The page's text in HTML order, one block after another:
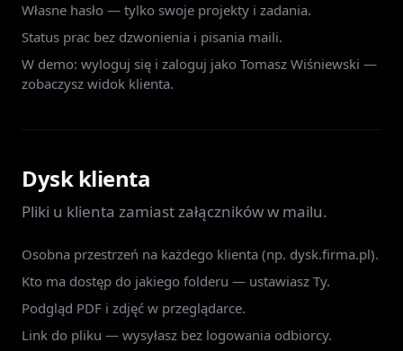
Własne hasło — tylko swoje projekty i zadania.
Status prac bez dzwonienia i pisania maili.
W demo: wyloguj się i zaloguj jako Tomasz Wiśniewski —
zobaczysz widok klienta.
Dysk klienta
Pliki u klienta zamiast załączników w mailu.
Osobna przestrzeń na każdego klienta (np. dysk.firma.pl).
Kto ma dostęp do jakiego folderu — ustawiasz Ty.
Podgląd PDF i zdjęć w przeglądarce.
Link do pliku — wysyłasz bez logowania odbiorcy.